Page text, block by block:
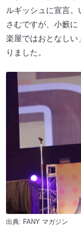
ルギッシュに宣言
さむですが、小籔
楽屋ではおとなしい
りました。
出典: FANY マガジン